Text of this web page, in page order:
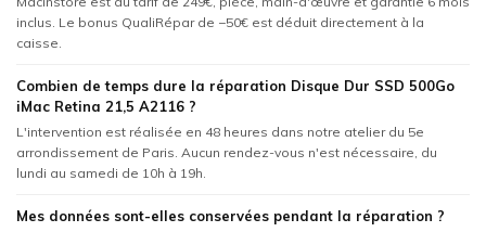
inclus. Le bonus QualiRépar de −50€ est déduit directement à la
caisse.
Combien de temps dure la réparation Disque Dur SSD 500Go
iMac Retina 21,5 A2116 ?
L'intervention est réalisée en 48 heures dans notre atelier du 5e
arrondissement de Paris. Aucun rendez-vous n'est nécessaire, du
lundi au samedi de 10h à 19h.
Mes données sont-elles conservées pendant la réparation ?